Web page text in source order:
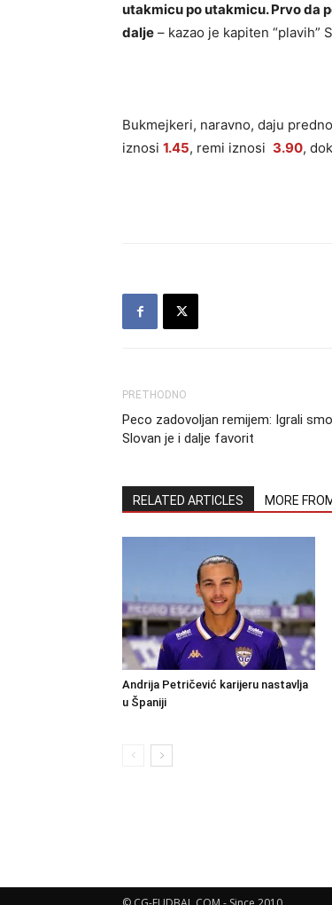
utakmicu po utakmicu. Prvo da
dalje – kazao je kapiten “plavih”
Bukmejkeri, naravno, daju
iznosi 1.45, remi iznosi 3.90,
PRETHODNO
Peco zadovoljan remijem: Igrali
Slovan je i dalje favorit
RELATED ARTICLES MORE
Andrija Petričević karijeru nastavlja
u Španiji